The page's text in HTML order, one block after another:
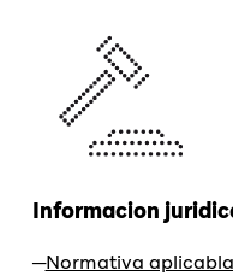
Informacion
Normativa aplicabla